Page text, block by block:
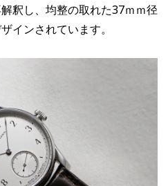
釈し、均整の取れた37ｍｍ径
インされています。